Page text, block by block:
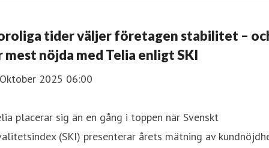
tider väljer företagen stabilitet –
mest nöjda med Telia enligt SKI
2025 06:00
placerar sig än en gång i toppen när Svenskt
(SKI) presenterar årets mätning av